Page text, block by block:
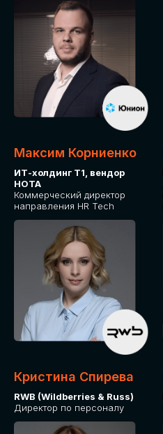
Максим Корниенко
ИТ-холдинг Т1, вендор
НОТА
Коммерческий директор
направления HR Tech
Кристина Спирева
RWB (Wildberries & Russ)
Директор по персоналу